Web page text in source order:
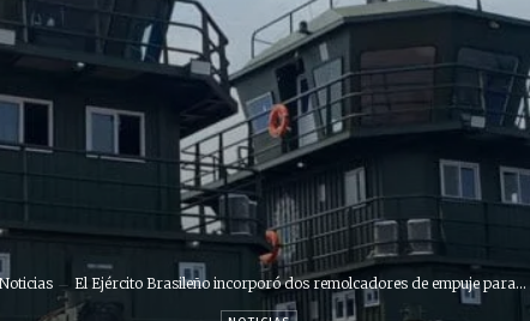
El Ejército Brasileño incorporó dos remolcadores de empuje para...